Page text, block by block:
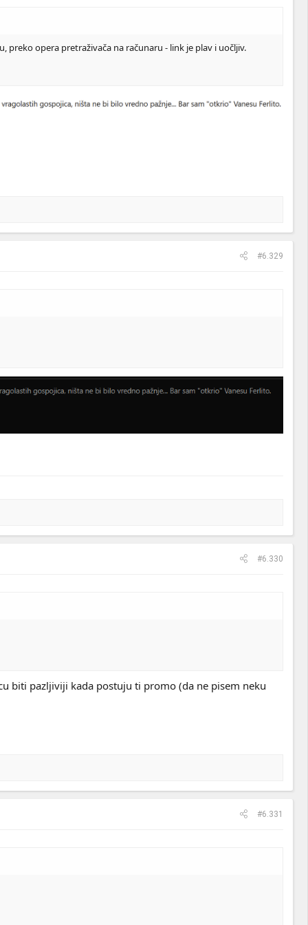
opera pretraživača na računaru - link je plav i uočljiv.
#6.329
#6.330
biti pazljiviji kada postuju ti promo (da ne pisem neku
#6.331